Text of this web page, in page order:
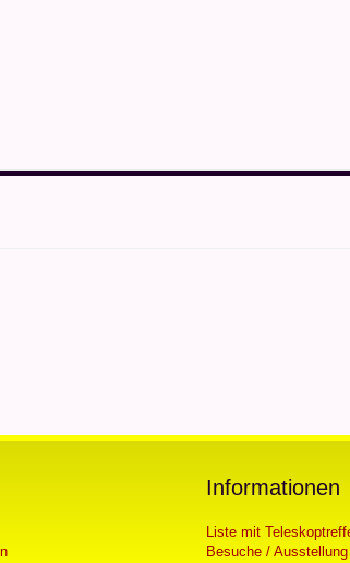
Informationen
Liste mit
Besuche /